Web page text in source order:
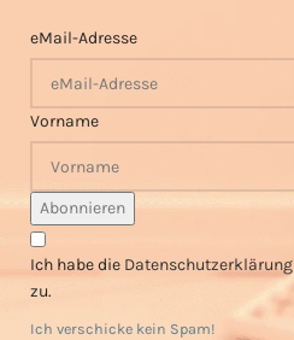
eMail-Adresse
Vorname
Ich habe die Datenschutzerklärung
zu.
Ich verschicke kein Spam!